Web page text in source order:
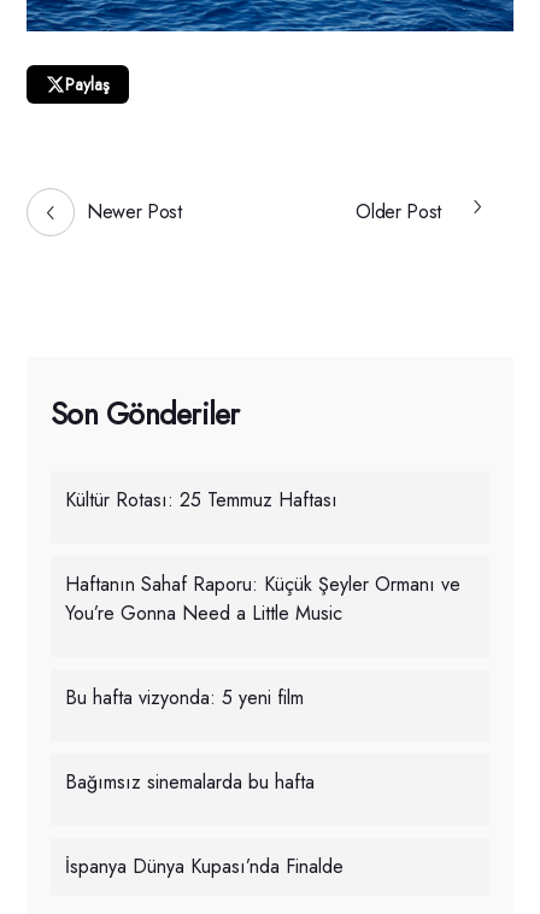
Paylaş
Newer Post Older Post
Son Gönderiler
Kültür Rotası: 25 Temmuz Haftası
Haftanın Sahaf Raporu: Küçük Şeyler Ormanı ve
You’re Gonna Need a Little Music
Bu hafta vizyonda: 5 yeni film
Bağımsız sinemalarda bu hafta
İspanya Dünya Kupası’nda Finalde